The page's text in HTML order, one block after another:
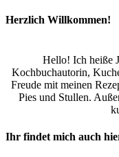
Herzlich Willkommen!
Hello! Ich heiße
Kochbuchautorin,
Freude mit meinen
Pies und Stullen.
Ihr findet mich auch